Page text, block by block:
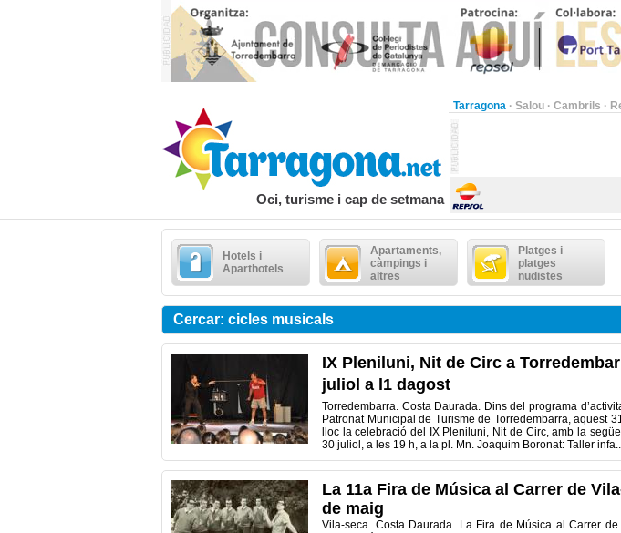
Tarragona · Salou · Cambrils ·
Oci, turisme i cap de setmana
Hotels i
Aparthotels
Apartaments,
càmpings i
altres
Platges i
platges
nudistes
Cercar: cicles musicals
IX Pleniluni, Nit de Circ a
juliol a l1 dagost
Torredembarra. Costa Daurada. Dins del programa
Patronat Municipal de Turisme de Torredembarra, aquest
lloc la celebració del IX Pleniluni, Nit de Circ, amb la
30 juliol, a les 19 h, a la pl. Mn. Joaquim Boronat: Taller
La 11a Fira de Música al Carrer de
de maig
Vila-seca. Costa Daurada. La Fira de Música al Carrer